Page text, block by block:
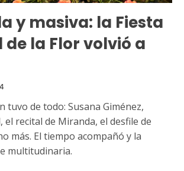
y masiva: la Fiesta
de la Flor volvió a
tuvo de todo: Susana Giménez,
recital de Miranda, el desfile de
más. El tiempo acompañó y la
multitudinaria.